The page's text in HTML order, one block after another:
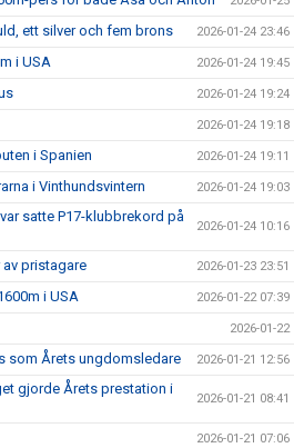
ett silver och fem brons 2026-01-24 23:46
i USA 2026-01-24 19:45
2026-01-24 19:24
2026-01-24 19:18
i Spanien 2026-01-24 19:11
i Vinthundsvintern 2026-01-24 19:03
satte P17-klubbrekord på
2026-01-24 10:16
av pristagare 2026-01-23 23:51
i USA 2026-01-22 07:39
2026-01-22
som Årets ungdomsledare 2026-01-21 12:56
gjorde Årets prestation i
2026-01-21 08:41
2026-01-21 07:06